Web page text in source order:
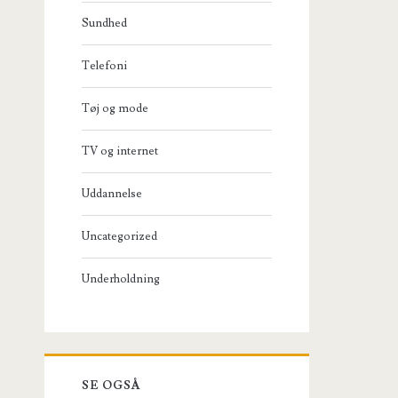
Sundhed
Telefoni
Tøj og mode
TV og internet
Uddannelse
Uncategorized
Underholdning
SE OGSÅ